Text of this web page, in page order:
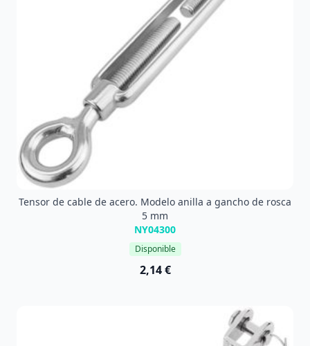
Tensor de cable de acero. Modelo anilla a gancho de rosca
5 mm
NY04300
Disponible
2,14 €